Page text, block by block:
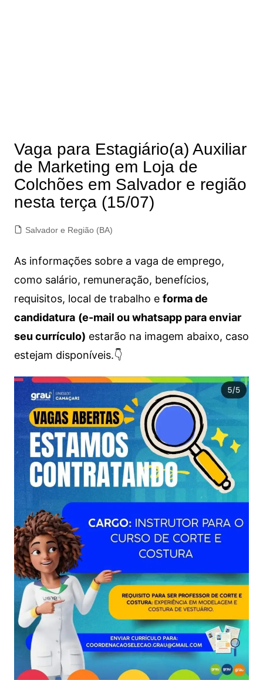
Vaga para Estagiário(a) Auxiliar
de Marketing em Loja de
Colchões em Salvador e região
nesta terça (15/07)
Salvador e Região (BA)
As informações sobre a vaga de emprego,
como salário, remuneração, benefícios,
requisitos, local de trabalho e forma de
candidatura (e-mail ou whatsapp para enviar
seu currículo) estarão na imagem abaixo, caso
estejam disponíveis.👇